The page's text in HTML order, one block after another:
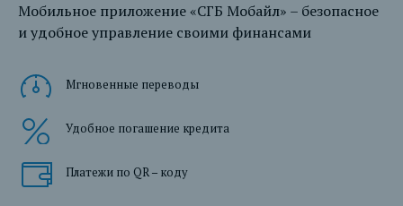
Мобильное приложение «СГБ Мобайл» – безопасное
и удобное управление своими финансами
Мгновенные переводы
Удобное погашение кредита
Платежи по QR – коду